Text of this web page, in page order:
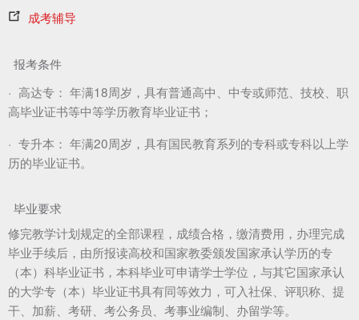
成考辅导
报考条件
· 高达专： 年满18周岁，具有普通高中、中专或师范、技校、职
高毕业证书等中等学历教育毕业证书；
· 专升本： 年满20周岁，具有国民教育系列的专科或专科以上学
历的毕业证书。
毕业要求
修完教学计划规定的全部课程，成绩合格，缴清费用，办理完成
毕业手续后，由所报读高校和国家教委颁发国家承认学历的专
（本）科毕业证书，本科毕业可申请学士学位，与其它国家承认
的大学专（本）毕业证书具有同等效力，可入社保、评职称、提
干、加薪、考研、考公务员、考事业编制、办留学等。